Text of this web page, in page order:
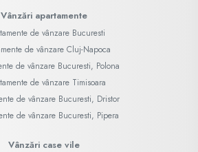
Vânzări apartamente
de vânzare Bucuresti
de vânzare Cluj-Napoca
de vânzare Bucuresti, Polona
de vânzare Timisoara
de vânzare Bucuresti, Dristor
de vânzare Bucuresti, Pipera
Vânzări case vile